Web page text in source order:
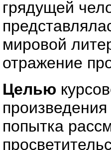
грядущей
мировой
отражение
Целью
попытка